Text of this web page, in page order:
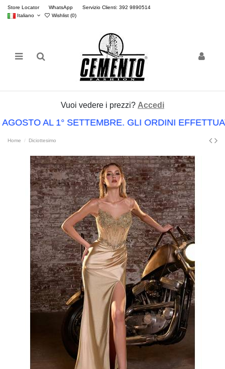
Store Locator WhatsApp
Servizio Clienti: 392 9890514
Italiano
Wishlist (0)
Vuoi vedere i prezzi? Accedi
AL 1° SETTEMBRE. GLI ORDINI
Home Diciottesimo